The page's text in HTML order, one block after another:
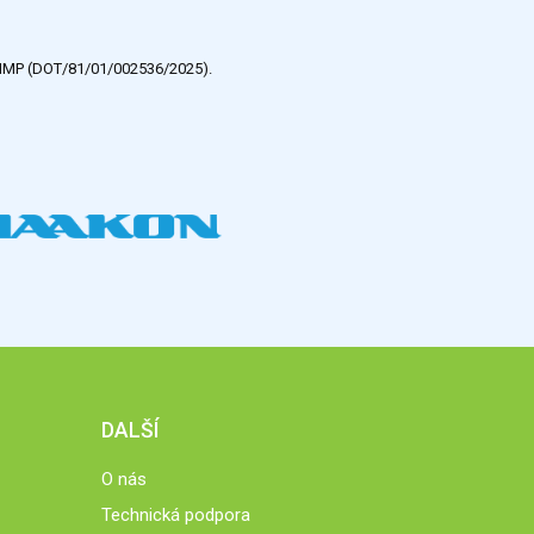
(DOT/81/01/002536/2025).
DALŠÍ
O nás
Technická podpora